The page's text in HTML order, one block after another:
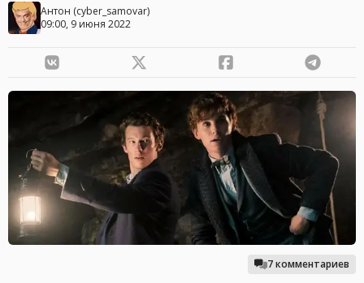
Антон (cyber_samovar)
09:00, 9 июня 2022
7 комментариев